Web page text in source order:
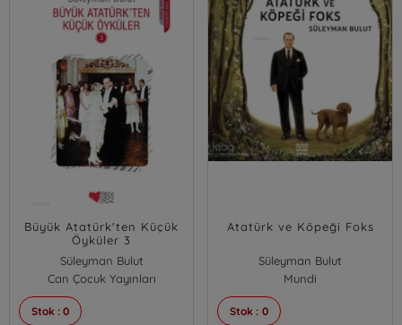
Büyük Atatürk'ten Küçük
Öyküler 3
Süleyman Bulut
Can Çocuk Yayınları
Stok : 0
Atatürk ve Köpeği Foks
Süleyman Bulut
Mundi
Stok : 0